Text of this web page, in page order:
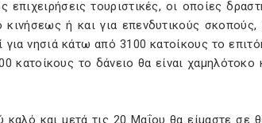
τουριστικές, οι οποίες
κινήσεως ή και για επενδυτικούς
νησιά κάτω από 3100 κατοίκους το
κατοίκους το δάνειο θα είναι χαμηλότοκο
και μετά τις 20 Μαΐου θα είμαστε σε